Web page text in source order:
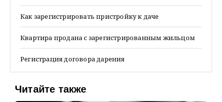
Как зарегистрировать пристройку к даче
Квартира продана с зарегистрированным жильцом
Регистрация договора дарения
Читайте также